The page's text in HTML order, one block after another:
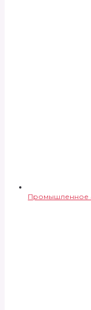
Промышленное